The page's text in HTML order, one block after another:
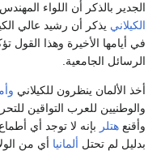
الجدير بالذكر أن اللواء
الكيلاني يذكر أن رشيد عالي
في أيامها الأخيرة وهذا القول
الرسائل الجامعية.
أخذ الألمان ينظرون للكيلاني
والوطنيين للعرب التواقين
وأقنع هتلر بإنه لا توجد أي
بدليل لم تحتل ألمانيا أي من